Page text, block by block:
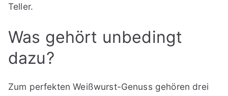
Teller.
Was gehört unbedingt
dazu?
Zum perfekten Weißwurst-Genuss gehören drei